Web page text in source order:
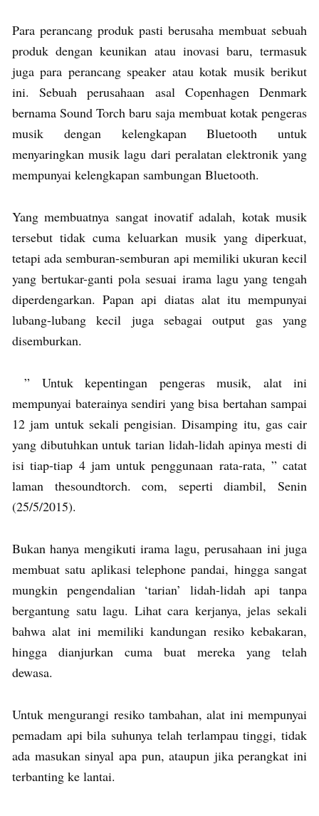
Para perancang produk pasti berusaha membuat sebuah
produk dengan keunikan atau inovasi baru, termasuk
juga para perancang speaker atau kotak musik berikut
ini. Sebuah perusahaan asal Copenhagen Denmark
bernama Sound Torch baru saja membuat kotak pengeras
musik dengan kelengkapan Bluetooth untuk
menyaringkan musik lagu dari peralatan elektronik yang
mempunyai kelengkapan sambungan Bluetooth.
Yang membuatnya sangat inovatif adalah, kotak musik
tersebut tidak cuma keluarkan musik yang diperkuat,
tetapi ada semburan-semburan api memiliki ukuran kecil
yang bertukar-ganti pola sesuai irama lagu yang tengah
diperdengarkan. Papan api diatas alat itu mempunyai
lubang-lubang kecil juga sebagai output gas yang
disemburkan.
” Untuk kepentingan pengeras musik, alat ini
mempunyai baterainya sendiri yang bisa bertahan sampai
12 jam untuk sekali pengisian. Disamping itu, gas cair
yang dibutuhkan untuk tarian lidah-lidah apinya mesti di
isi tiap-tiap 4 jam untuk penggunaan rata-rata, ” catat
laman thesoundtorch. com, seperti diambil, Senin
(25/5/2015).
Bukan hanya mengikuti irama lagu, perusahaan ini juga
membuat satu aplikasi telephone pandai, hingga sangat
mungkin pengendalian ‘tarian’ lidah-lidah api tanpa
bergantung satu lagu. Lihat cara kerjanya, jelas sekali
bahwa alat ini memiliki kandungan resiko kebakaran,
hingga dianjurkan cuma buat mereka yang telah
dewasa.
Untuk mengurangi resiko tambahan, alat ini mempunyai
pemadam api bila suhunya telah terlampau tinggi, tidak
ada masukan sinyal apa pun, ataupun jika perangkat ini
terbanting ke lantai.